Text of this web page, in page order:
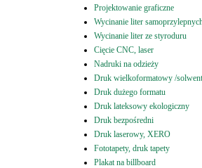
Projektowanie graficzne
Wycinanie liter
Wycinanie liter ze styroduru
Cięcie CNC, laser
Nadruki na odzieży
Druk wielkoformatowy /solwent
Druk dużego formatu
Druk lateksowy ekologiczny
Druk bezpośredni
Druk laserowy, XERO
Fototapety, druk tapety
Plakat na billboard